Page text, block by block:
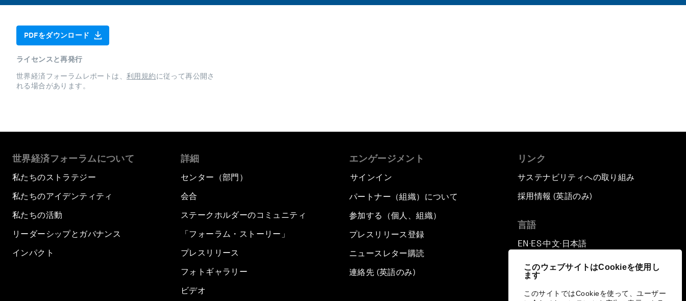
このウェブサイトはCookieを使用し
ます
このサイトではCookieを使って、ユーザー
PDFをダウンロード
ライセンスと再発行
世界経済フォーラムレポートは、 利用規約に従って再公開さ
れる場合があります。
世界経済フォーラムについて
私たちのストラテジー
私たちのアイデンティティ
私たちの活動
リーダーシップとガバナンス
インパクト
詳細
センター（部門）
会合
ステークホルダーのコミュニティ
「フォーラム・ストーリー」
プレスリリース
フォトギャラリー
ビデオ
エンゲージメント
サインイン
パートナー（組織）について
参加する（個人、組織）
プレスリリース登録
ニュースレター購読
連絡先 (英語のみ)
リンク
サステナビリティへの取り組み
採用情報 (英語のみ)
言語
EN ▪ES▪中文▪ 日本語